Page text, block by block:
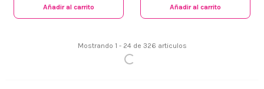
Añadir al carrito Añadir al carrito
Mostrando 1 - 24 de 326 articulos